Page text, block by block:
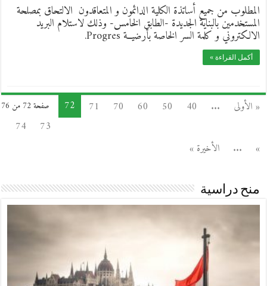
المطلوب من جميع أساتذة الكلية الدائمون و المتعاقدون الالتحاق بمصلحة
المستخدمين بالبناية الجديدة -الطابق الخامس- وذلك لاستلام البريد
الالكتروني و كلمة السر الخاصة بأرضيــة Progres.
أكمل القراءة »
صفحة 72 من 76 « الأولى ...
40
50
60
70
71
72
73
74
... الأخيرة »
منح دراسية